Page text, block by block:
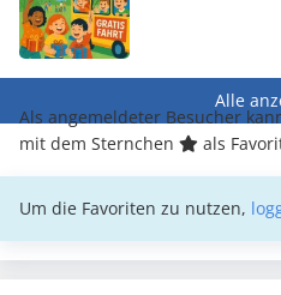
Alle
Als angemeldeter Besucher
mit dem Sternchen
als
Um die Favoriten zu nutzen,